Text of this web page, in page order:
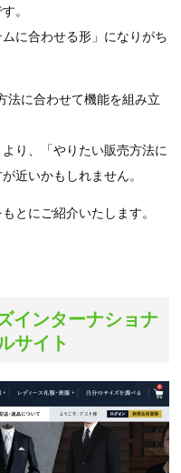
。
に合わせる形」になりがち
法に合わせて機能を組み立
り、「やりたい販売方法に
近いかもしれません。
とにご紹介いたします。
インターナショナ
サイト